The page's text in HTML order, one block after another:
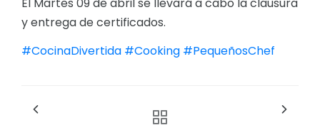
El Martes 09 de abril se llevará a cabo la clausura
y entrega de certificados.
#CocinaDivertida #Cooking #PequeñosChef